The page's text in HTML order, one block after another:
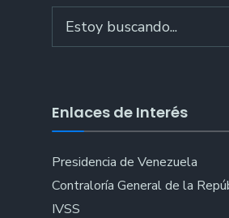
for:
Enlaces de Interés
Presidencia de Venezuela
Contraloría General de la
IVSS